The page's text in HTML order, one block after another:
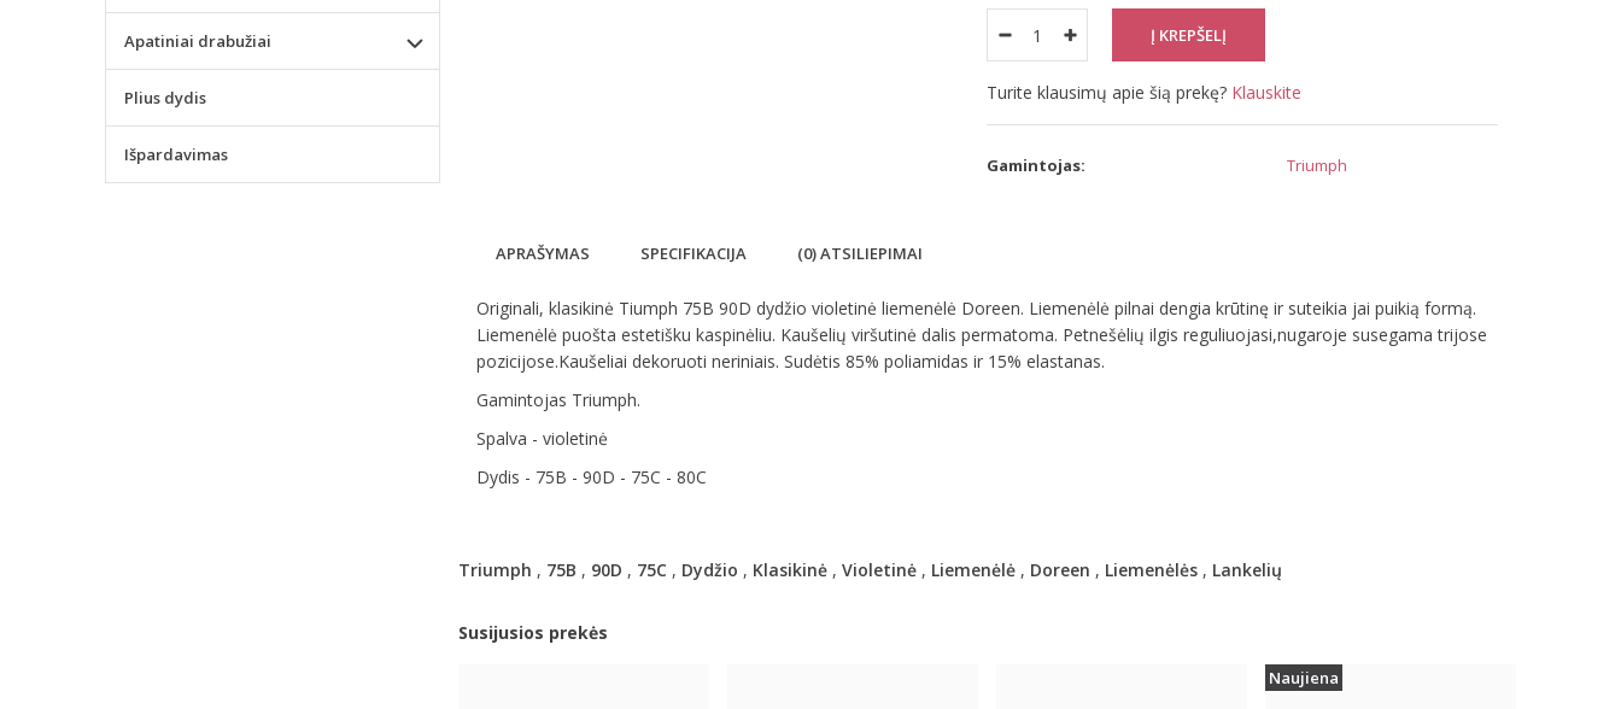
Turite klausimų apie šią prekę? Klauskite
Gamintojas: Triumph
APRAŠYMAS SPECIFIKACIJA (0) ATSILIEPIMAI
Originali, klasikinė Tiumph 75B 90D dydžio violetinė liemenėlė Doreen. Liemenėlė pilnai dengia krūtinę ir suteikia jai puikią formą.
Liemenėlė puošta estetišku kaspinėliu. Kaušelių viršutinė dalis permatoma. Petnešėlių ilgis reguliuojasi,nugaroje susegama trijose
pozicijose.Kaušeliai dekoruoti neriniais. Sudėtis 85% poliamidas ir 15% elastanas.
Gamintojas Triumph.
Spalva - violetinė
Dydis - 75B - 90D - 75C - 80C
Triumph , 75B , 90D , 75C, Dydžio , Klasikinė, Violetinė, Liemenėlė, Doreen , Liemenėlės, Lankelių
Susijusios prekės
Naujiena
Apatiniai drabužiai
Plius dydis
Išpardavimas